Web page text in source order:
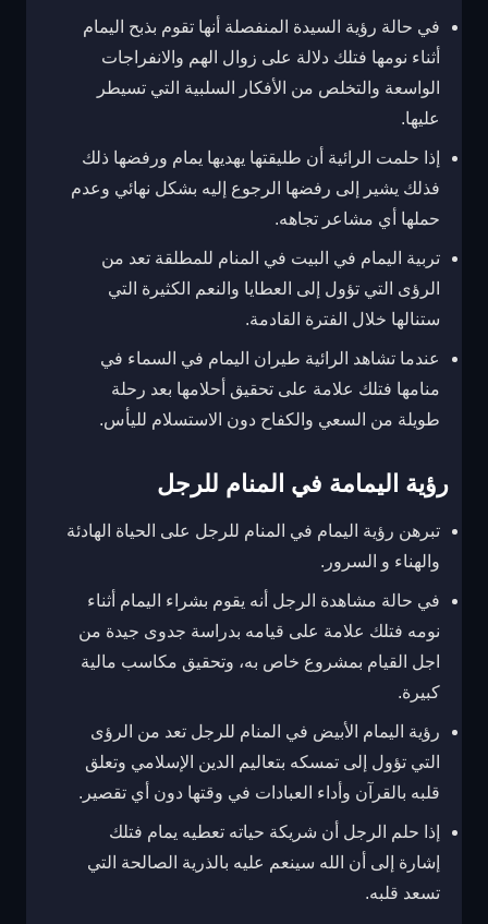
في حالة رؤية السيدة المنفصلة أنها تقوم بذبح اليمام
أثناء نومها فتلك دلالة على زوال الهم والانفراجات
الواسعة والتخلص من الأفكار السلبية التي تسيطر
عليها.
إذا حلمت الرائية أن طليقتها يهديها يمام ورفضها ذلك
فذلك يشير إلى رفضها الرجوع إليه بشكل نهائي وعدم
حملها أي مشاعر تجاهه.
تربية اليمام في البيت في المنام للمطلقة تعد من
الرؤى التي تؤول إلى العطايا والنعم الكثيرة التي
ستنالها خلال الفترة القادمة.
عندما تشاهد الرائية طيران اليمام في السماء في
منامها فتلك علامة على تحقيق أحلامها بعد رحلة
طويلة من السعي والكفاح دون الاستسلام لليأس.
رؤية اليمامة في المنام للرجل
تبرهن رؤية اليمام في المنام للرجل على الحياة الهادئة
والهناء و السرور.
في حالة مشاهدة الرجل أنه يقوم بشراء اليمام أثناء
نومه فتلك علامة على قيامه بدراسة جدوى جيدة من
اجل القيام بمشروع خاص به، وتحقيق مكاسب مالية
كبيرة.
رؤية اليمام الأبيض في المنام للرجل تعد من الرؤى
التي تؤول إلى تمسكه بتعاليم الدين الإسلامي وتعلق
قلبه بالقرآن وأداء العبادات في وقتها دون أي تقصير.
إذا حلم الرجل أن شريكة حياته تعطيه يمام فتلك
إشارة إلى أن الله سينعم عليه بالذرية الصالحة التي
تسعد قلبه.